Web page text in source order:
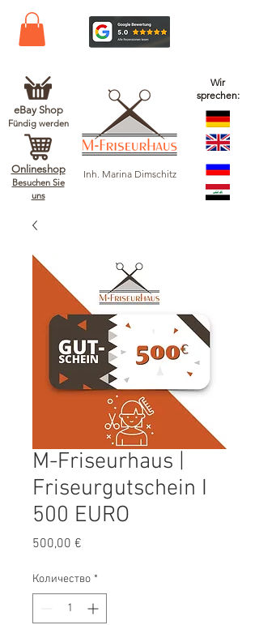
eBay Shop
Fündig werden
Onlineshop
Besuchen Sie
uns
Inh. Marina Dimschitz
Wir
sprechen:
M-Friseurhaus |
Friseurgutschein I
500 EURO
500,00 €
Количество *